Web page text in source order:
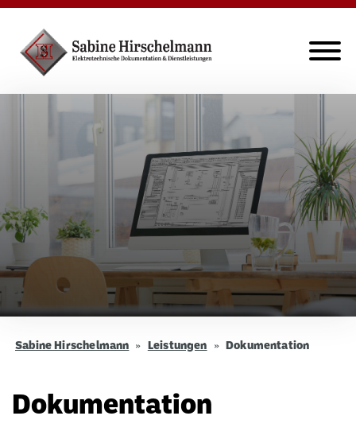
Sabine Hirschelmann Leistungen Dokumentation
Dokumentation